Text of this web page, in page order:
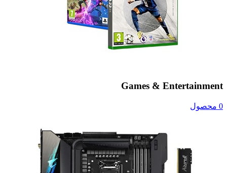
Games & Entertainment
0 محصول